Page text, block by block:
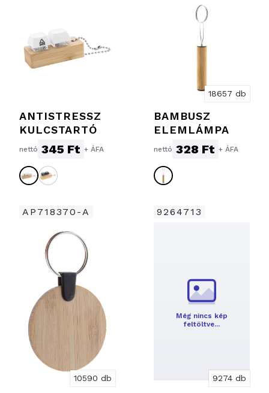
ANTISTRESSZ
KULCSTARTÓ
nettó 345 Ft + ÁFA
18657 db
BAMBUSZ
ELEMLÁMPA
nettó 328 Ft + ÁFA
AP718370-A
10590 db
9264713
Még nincs kép
feltöltve…
9274 db